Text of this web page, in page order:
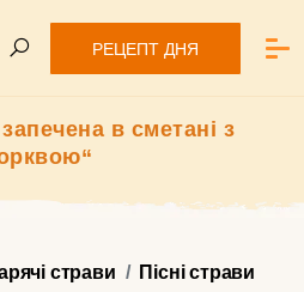
РЕЦЕПТ ДНЯ
в сметані з
страви
Пісні страви